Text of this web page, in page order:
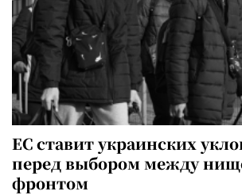
ЕС ставит украинских
перед выбором между
фронтом